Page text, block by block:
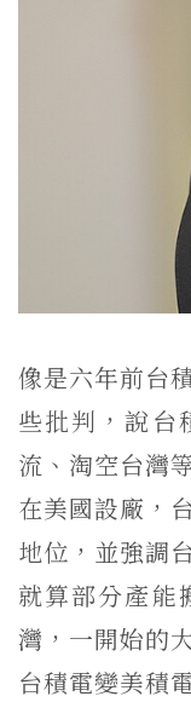
像是六年前台
些批判，說台
流、淘空台灣
在美國設廠，
地位，並強調
就算部分產能
灣，一開始的
台積電變美積